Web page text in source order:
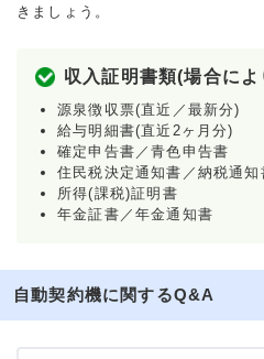
きましょう。
収入証明書類(場合によ
源泉徴収票(直近／最新分)
給与明細書(直近2ヶ月分)
確定申告書／青色申告書
住民税決定通知書／納税通知
所得(課税)証明書
年金証書／年金通知書
自動契約機に関するQ&A